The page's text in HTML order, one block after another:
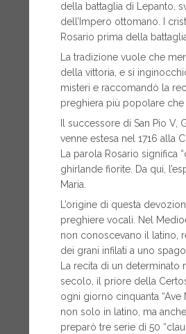
della battaglia di Lepanto,
dell’Impero ottomano. I
Rosario prima della
La tradizione vuole che
della vittoria, e si
misteri e raccomandò la
preghiera più popolare
Il successore di San Pio
venne estesa nel 1716 alla
La parola Rosario
ghirlande fiorite. Da qui,
Maria.
L’origine di questa
preghiere vocali. Nel
non conoscevano il latino,
dei grani infilati a uno
La recita di un determinato
secolo, il priore della
ogni giorno cinquanta “Ave
non solo in latino, ma
preparò tre serie di 50